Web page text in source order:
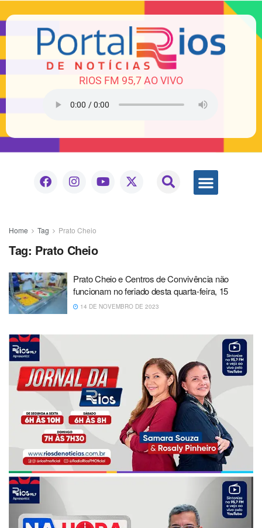
RIOS FM 95,7 AO VIVO
Home Tag Prato Cheio
Tag: Prato Cheio
Prato Cheio e Centros de Convivência não
funcionam no feriado desta quarta-feira, 15
14 DE NOVEMBRO DE 2023